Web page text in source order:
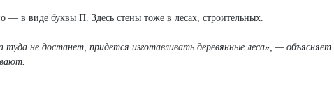
— в виде буквы П. Здесь стены тоже в лесах, строительных.
не достанет, придется изготавливать деревянные леса», —